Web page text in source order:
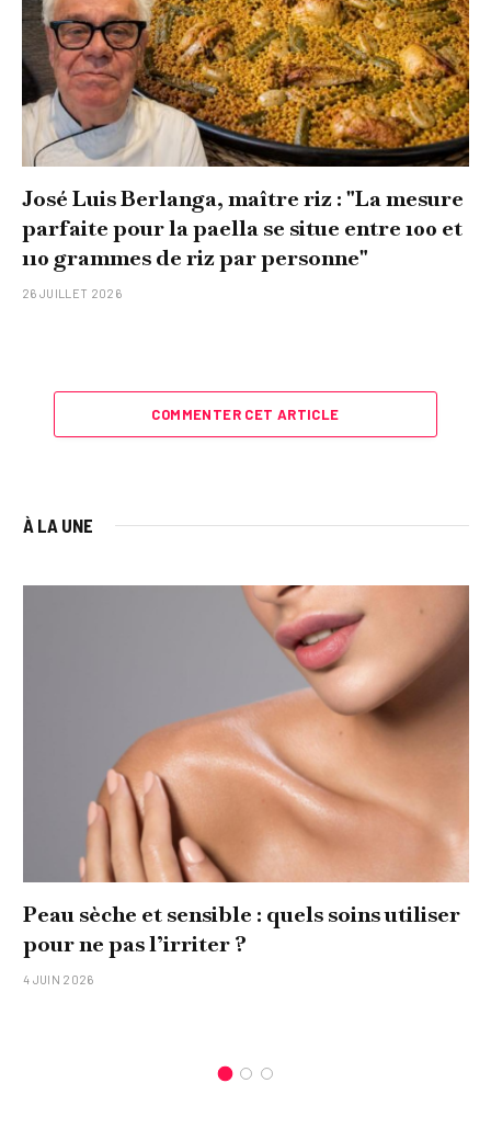
José Luis Berlanga, maître riz : "La mesure
parfaite pour la paella se situe entre 100 et
110 grammes de riz par personne"
26 JUILLET 2026
COMMENTER CET ARTICLE
À LA UNE
Peau sèche et sensible : quels soins utiliser
pour ne pas l’irriter ?
4 JUIN 2026